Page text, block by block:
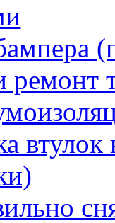
ремонт
втулок